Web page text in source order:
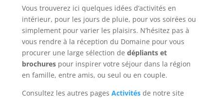
Vous trouverez ici quelques idées d’activités en
intérieur, pour les jours de pluie, pour vos soirées ou
simplement pour varier les plaisirs. N’hésitez pas à
vous rendre à la réception du Domaine pour vous
procurer une large sélection de dépliants et
brochurespour inspirer votre séjour dans la région
en famille, entre amis, ou seul ou en couple.
Consultez les autres pages Activités de notre site